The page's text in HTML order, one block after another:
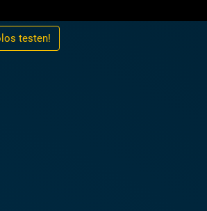
testen!